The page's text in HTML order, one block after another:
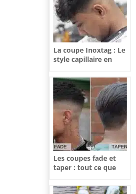
La coupe Inoxtag : Le
style capillaire en
Les coupes fade et
taper : tout ce que
pour choisir le style